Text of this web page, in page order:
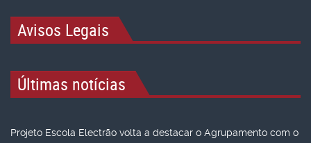
Avisos Legais
Últimas notícias
Projeto Escola Electrão volta a destacar o Agrupamento com o